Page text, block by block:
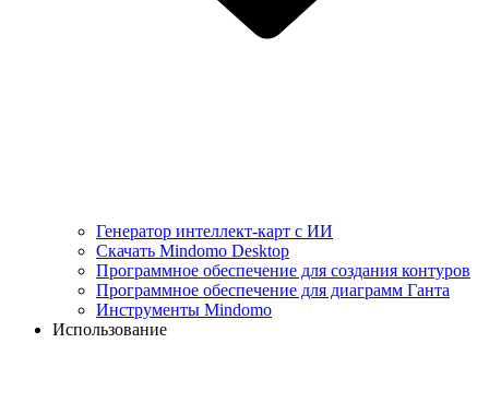
Генератор интеллект-карт с ИИ
Скачать Mindomo Desktop
Программное обеспечение для создания контуров
Программное обеспечение для диаграмм Ганта
Инструменты Mindomo
Использование